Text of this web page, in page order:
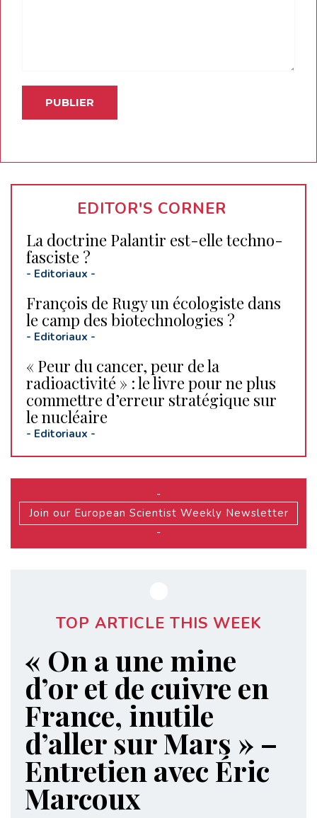
EDITOR'S CORNER
La doctrine Palantir est-elle techno-
fasciste ?
- Editoriaux -
François de Rugy un écologiste dans
le camp des biotechnologies ?
- Editoriaux -
« Peur du cancer, peur de la
radioactivité » : le livre pour ne plus
commettre d’erreur stratégique sur
le nucléaire
- Editoriaux -
-
Join our European Scientist Weekly Newsletter
-
TOP ARTICLE THIS WEEK
« On a une mine
d’or et de cuivre en
France, inutile
d’aller sur Mars » –
Entretien avec Éric
Marcoux